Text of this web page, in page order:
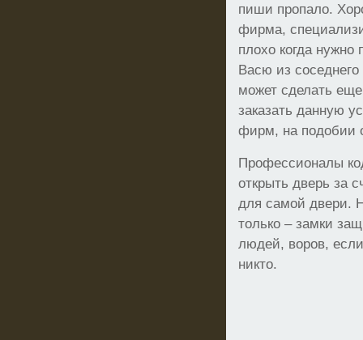
пиши пропало.
фирма,
плохо когда
Васю из
может сделать
заказать данную
фирм, на подобии
Профессионалы
открыть дверь за
для самой двери.
только – замки
людей, воров,
никто.